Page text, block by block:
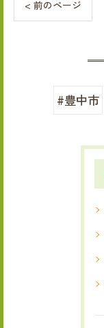
< 前のページ
#豊中市